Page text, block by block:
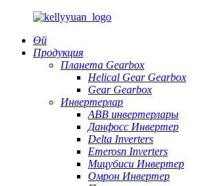
Өй
Продукция
Планета Gearbox
Helical Gear Gearbox
Gear Gearbox
Инвертерлар
ABB инвертерлары
Данфосс Инвертер
Delta Inverters
Emerosn Inverters
Мицубиси Инвертер
Омрон Инвертер